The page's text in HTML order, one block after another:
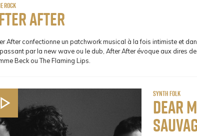
Rock
after
After confectionne un patchwork musical à la fois intimiste et
par la new wave ou le dub, After After évoque aux dires
Beck ou The Flaming Lips.
Synth Folk
Dear